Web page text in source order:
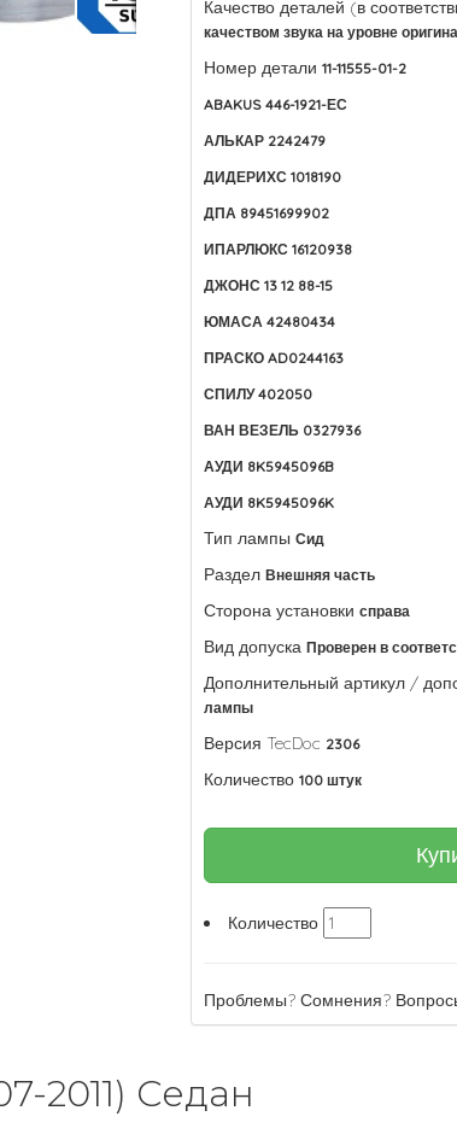
Качество деталей (в
качеством звука на уровне
Номер детали 11-11555-01-2
ABAKUS 446-1921-ЕС
АЛЬКАР 2242479
ДИДЕРИХС 1018190
ДПА 89451699902
ИПАРЛЮКС 16120938
ДЖОНС 13 12 88-15
ЮМАСА 42480434
ПРАСКО AD0244163
СПИЛУ 402050
ВАН ВЕЗЕЛЬ 0327936
АУДИ 8K5945096B
АУДИ 8K5945096K
Тип лампы Сид
Раздел Внешняя часть
Сторона установки справа
Вид допуска Проверен в
Дополнительный артикул /
лампы
Версия TecDoc 2306
Количество 100 штук
Количество
Проблемы? Сомнения?
2011) Седан